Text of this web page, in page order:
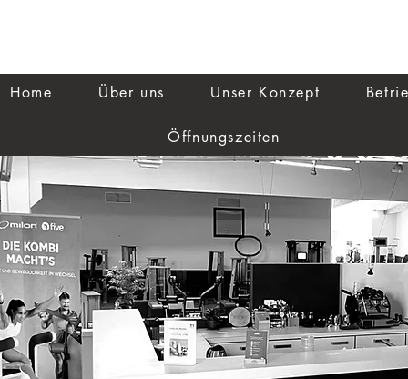
Home Über uns Unser Konzept
Öffnungszeiten